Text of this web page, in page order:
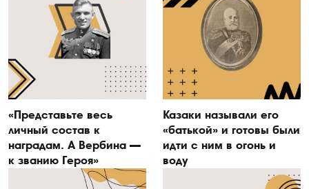
«Представьте весь
личный состав к
наградам. А Вербина —
к званию Героя»
Казаки называли его
«батькой» и готовы были
идти с ним в огонь и
воду